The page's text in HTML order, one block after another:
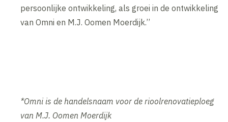
persoonlijke ontwikkeling, als groei in de ontwikkeling
van Omni en M.J. Oomen Moerdijk.’’
*Omni is de handelsnaam voor de rioolrenovatieploeg
van M.J. Oomen Moerdijk